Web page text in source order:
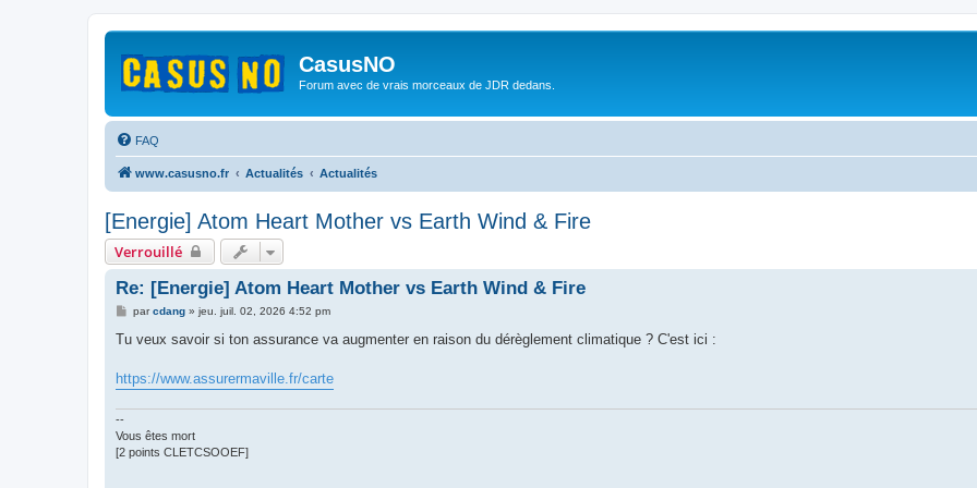
CasusNO
Forum avec de vrais morceaux de JDR dedans.
FAQ
www.casusno.fr Actualités Actualités
[Energie] Atom Heart Mother vs Earth Wind & Fire
Verrouillé
Re: [Energie] Atom Heart Mother vs Earth Wind & Fire
M
s
g
e
parcdang» jeu. juil. 02, 2026 4:52 pm
Tu veux savoir si ton assurance va augmenter en raison du dérèglement climatique ? C'est ici :
https://www.assurermaville.fr/carte
--
Vous êtes mort
[2 points CLETCSOOEF]